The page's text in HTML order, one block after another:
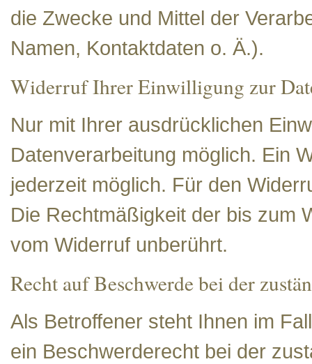
die Zwecke und Mittel der
Namen, Kontaktdaten o. Ä.).
Widerruf Ihrer Einwilligung zur
Nur mit Ihrer ausdrücklichen
Datenverarbeitung möglich. Ein
jederzeit möglich. Für den
Die Rechtmäßigkeit der bis zum
vom Widerruf unberührt.
Recht auf Beschwerde bei der
Als Betroffener steht Ihnen im
ein Beschwerderecht bei der